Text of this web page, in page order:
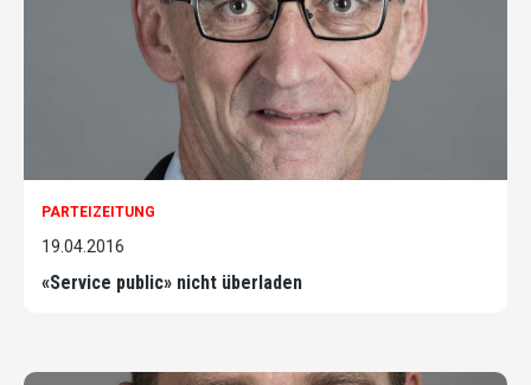
PARTEIZEITUNG
19.04.2016
«Service public» nicht überladen